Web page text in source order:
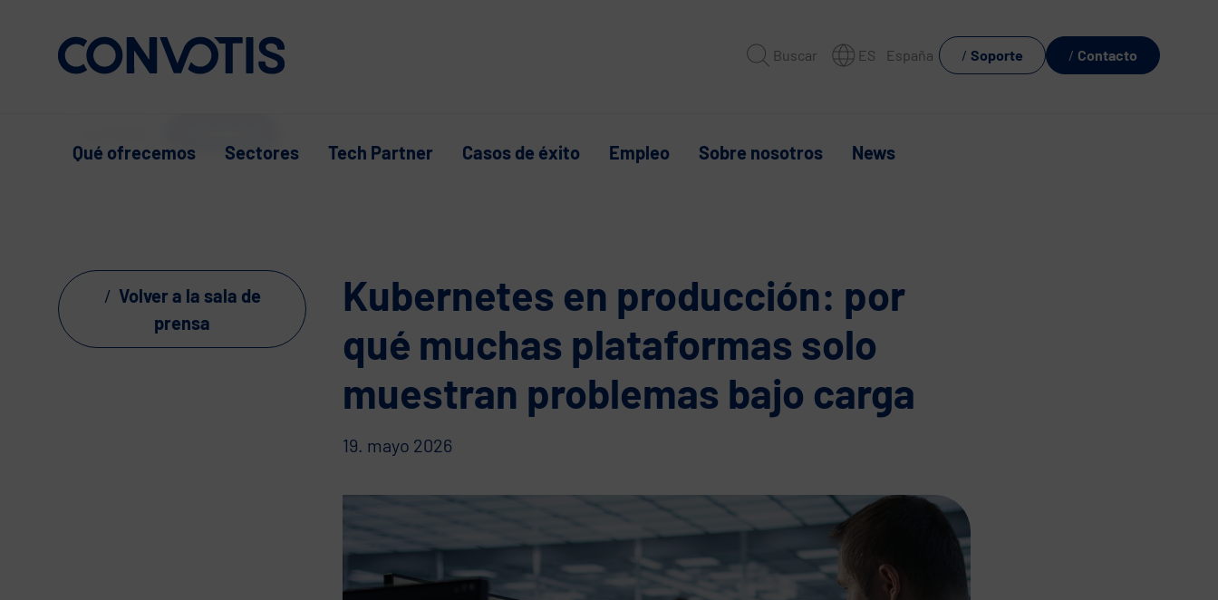
Buscar ES España Soporte Contacto
Qué ofrecemos Sectores Tech Partner Casos de éxito Empleo Sobre nosotros News
Volver a la sala de
prensa
Kubernetes en producción: por
qué muchas plataformas solo
muestran problemas bajo carga
19. mayo 2026